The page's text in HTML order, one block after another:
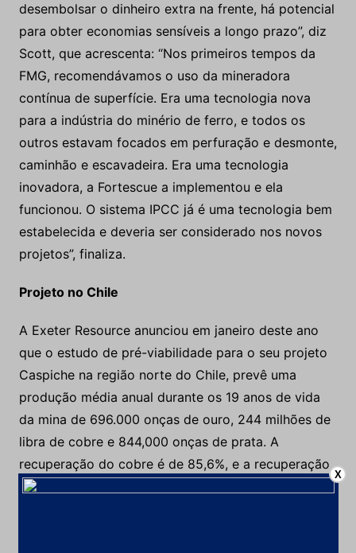
desembolsar o dinheiro extra na frente, há potencial
para obter economias sensíveis a longo prazo”, diz
Scott, que acrescenta: “Nos primeiros tempos da
FMG, recomendávamos o uso da mineradora
contínua de superfície. Era uma tecnologia nova
para a indústria do minério de ferro, e todos os
outros estavam focados em perfuração e desmonte,
caminhão e escavadeira. Era uma tecnologia
inovadora, a Fortescue a implementou e ela
funcionou. O sistema IPCC já é uma tecnologia bem
estabelecida e deveria ser considerado nos novos
projetos”, finaliza.
Projeto no Chile
A Exeter Resource anunciou em janeiro deste ano
que o estudo de pré-viabilidade para o seu projeto
Caspiche na região norte do Chile, prevê uma
produção média anual durante os 19 anos de vida
da mina de 696.000 onças de ouro, 244 milhões de
libra de cobre e 844,000 onças de prata. A
recuperação do cobre é de 85,6%, e a recuperação
do ouro é de 67,6%. O estudo foi conduzido por
X